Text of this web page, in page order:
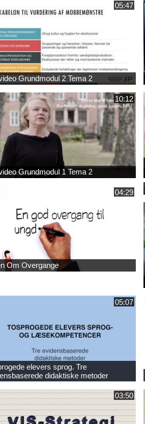
05:47
Grundmodul 2 Tema 2
10:12
Grundmodul 1 Tema 2
04:29
Om Overgange
05:07
elevers sprog. Tre
didaktiske metoder
03:50